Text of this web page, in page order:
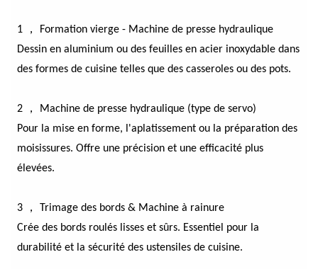
1 ， Formation vierge - Machine de presse hydraulique
Dessin en aluminium ou des feuilles en acier inoxydable dans
des formes de cuisine telles que des casseroles ou des pots.
2 ， Machine de presse hydraulique (type de servo)
Pour la mise en forme, l'aplatissement ou la préparation des
moisissures. Offre une précision et une efficacité plus
élevées.
3 ， Trimage des bords & Machine à rainure
Crée des bords roulés lisses et sûrs. Essentiel pour la
durabilité et la sécurité des ustensiles de cuisine.